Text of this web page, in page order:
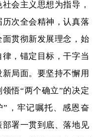
会主义思想为指导，
次全会精神，认真落
贯彻新发展理念，始
，锚定目标，干字当
局面。要坚持不懈用
悟“两个确立”的决定
，牢记嘱托、感恩奋
署一贯到底、落地见